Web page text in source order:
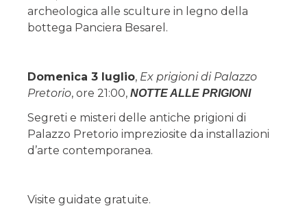
archeologica alle sculture in legno della
bottega Panciera Besarel.
Domenica 3 luglio, Ex prigioni di Palazzo
Pretorio, ore 21:00, NOTTE ALLE PRIGIONI
Segreti e misteri delle antiche prigioni di
Palazzo Pretorio impreziosite da installazioni
d’arte contemporanea.
Visite guidate gratuite.